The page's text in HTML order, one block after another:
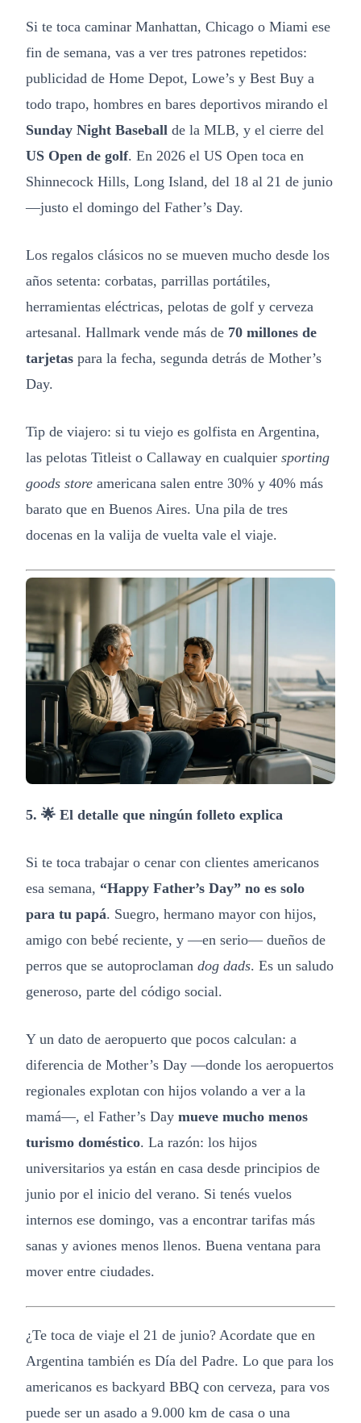
Si te toca caminar Manhattan, Chicago o Miami ese
fin de semana, vas a ver tres patrones repetidos:
publicidad de Home Depot, Lowe’s y Best Buy a
todo trapo, hombres en bares deportivos mirando el
Sunday Night Baseball de la MLB, y el cierre del
US Open de golf. En 2026 el US Open toca en
Shinnecock Hills, Long Island, del 18 al 21 de junio
—justo el domingo del Father’s Day.
Los regalos clásicos no se mueven mucho desde los
años setenta: corbatas, parrillas portátiles,
herramientas eléctricas, pelotas de golf y cerveza
artesanal. Hallmark vende más de 70 millones de
tarjetas para la fecha, segunda detrás de Mother’s
Day.
Tip de viajero: si tu viejo es golfista en Argentina,
las pelotas Titleist o Callaway en cualquier sporting
goods store americana salen entre 30% y 40% más
barato que en Buenos Aires. Una pila de tres
docenas en la valija de vuelta vale el viaje.
5. 🌟 El detalle que ningún folleto explica
Si te toca trabajar o cenar con clientes americanos
esa semana, “Happy Father’s Day” no es solo
para tu papá. Suegro, hermano mayor con hijos,
amigo con bebé reciente, y —en serio— dueños de
perros que se autoproclaman dog dads. Es un saludo
generoso, parte del código social.
Y un dato de aeropuerto que pocos calculan: a
diferencia de Mother’s Day —donde los aeropuertos
regionales explotan con hijos volando a ver a la
mamá—, el Father’s Day mueve mucho menos
turismo doméstico. La razón: los hijos
universitarios ya están en casa desde principios de
junio por el inicio del verano. Si tenés vuelos
internos ese domingo, vas a encontrar tarifas más
sanas y aviones menos llenos. Buena ventana para
mover entre ciudades.
¿Te toca de viaje el 21 de junio? Acordate que en
Argentina también es Día del Padre. Lo que para los
americanos es backyard BBQ con cerveza, para vos
puede ser un asado a 9.000 km de casa o una